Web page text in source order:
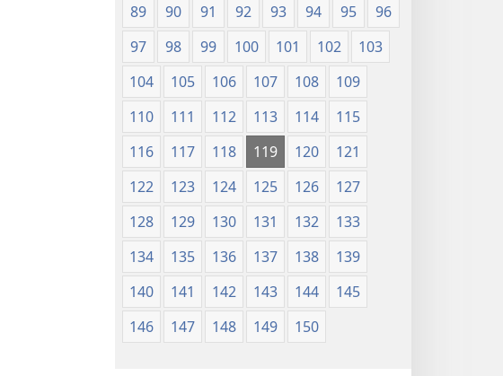
89
90 91 92 93 94 95
96
97
98 99 100 101 102
103
104
105 106 107 108
109
110
111 112 113 114
115
116
117 118 119 120
121
122
123 124 125 126
127
128
129 130 131 132
133
134
135 136 137 138
139
140
141 142 143 144
145
146
147 148 149 150